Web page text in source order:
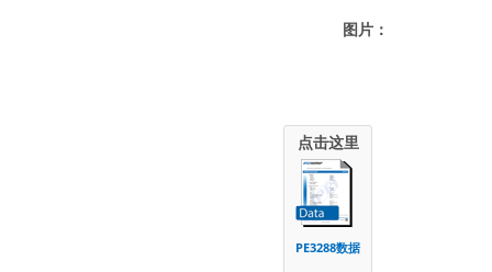
图片：
点击这里
PE3288数据